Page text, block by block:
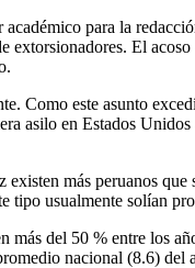
para la
El
Como este asunto
asilo en Estados Unidos
más peruanos
usualmente solían
del 50 % entre los
nacional (8.6) del